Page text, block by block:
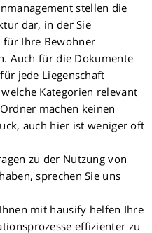
stellen die
dar, in der Sie
für Ihre Bewohner
Auch für die Dokumente
jede Liegenschaft
Kategorien relevant
machen keinen
auch hier ist weniger oft
zu der Nutzung von
sprechen Sie uns
mit hausify helfen Ihre
effizienter zu